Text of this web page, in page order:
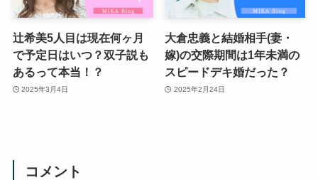
辻希美5人目は現在何ヶ月
で予定日はいつ？双子説も
あるって本当！？
2025年3月4日
大倉忠義と結婚相手(妻・
嫁)の交際期間は1年未満の
スピードデキ婚だった？
2025年2月24日
コメント